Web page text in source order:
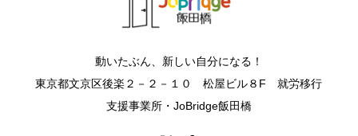
動いたぶん、新しい自分になる！
東京都文京区後楽２－２－１０ 松屋ビル８F 就労移行
支援事業所・JoBridge飯田橋